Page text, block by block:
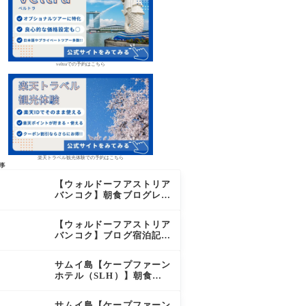
veltraでの予約はこちら
楽天トラベル観光体験での予約はこちら
【ウォルドーフアストリア
バンコク】朝食ブログレビ
ー&豊富なビュッフェを2
日間徹底レポ
【ウォルドーフアストリア
バンコク】ブログ宿泊記｜
ダイヤモンド特典まとめ
サムイ島【ケープファーン
ホテル（SLH）】朝食ブ
×至福のセミビュッフェを